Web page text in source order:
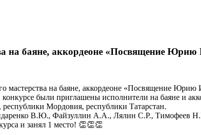
на баяне, аккордеоне «Посвящение
мастерства на баяне, аккордеоне «Посвящение
были приглашены исполнители на баяне и
Мордовия, республики Татарстан.
В.Ю., Файзуллин А.А., Лялин С.Р., Тимофеев
и занял 1 место! 👏👏👏